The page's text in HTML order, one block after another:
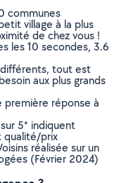
communes
village à la plus
de chez vous !
les 10 secondes, 3.6
tout est
aux plus grands
première réponse à
5* indiquent
qualité/prix
réalisée sur un
(Février 2024)